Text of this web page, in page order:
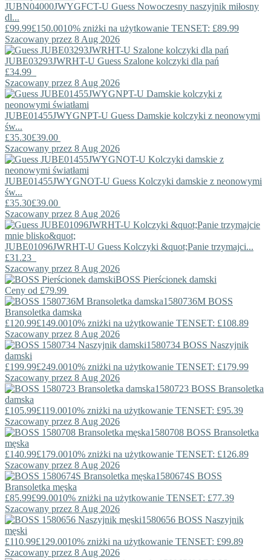
JUBN04000JWYGFCT-U Guess Nowoczesny naszyjnik miłosny
dl...
£99.99£150.0010% zniżki na użytkowanie TENSET: £89.99
Szacowany przez 8 Aug 2026
JUBE03293JWRHT-U Guess Szalone kolczyki dla pań
£34.99
Szacowany przez 8 Aug 2026
JUBE01455JWYGNPT-U Guess Damskie kolczyki z neonowymi
św...
£35.30£39.00
Szacowany przez 8 Aug 2026
JUBE01455JWYGNOT-U Guess Kolczyki damskie z neonowymi
św...
£35.30£39.00
Szacowany przez 8 Aug 2026
JUBE01096JWRHT-U Guess Kolczyki &quot;Panie trzymajci...
£31.23
Szacowany przez 8 Aug 2026
BOSS Pierścionek damski
Ceny od £79.99
1580736M BOSS
Bransoletka damska
£120.99£149.0010% zniżki na użytkowanie TENSET: £108.89
Szacowany przez 8 Aug 2026
1580734 BOSS Naszyjnik
damski
£199.99£249.0010% zniżki na użytkowanie TENSET: £179.99
Szacowany przez 8 Aug 2026
1580723 BOSS Bransoletka
damska
£105.99£119.0010% zniżki na użytkowanie TENSET: £95.39
Szacowany przez 8 Aug 2026
1580708 BOSS Bransoletka
męska
£140.99£179.0010% zniżki na użytkowanie TENSET: £126.89
Szacowany przez 8 Aug 2026
1580674S BOSS
Bransoletka męska
£85.99£99.0010% zniżki na użytkowanie TENSET: £77.39
Szacowany przez 8 Aug 2026
1580656 BOSS Naszyjnik
męski
£110.99£129.0010% zniżki na użytkowanie TENSET: £99.89
Szacowany przez 8 Aug 2026